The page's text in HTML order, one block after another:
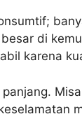
di
karena